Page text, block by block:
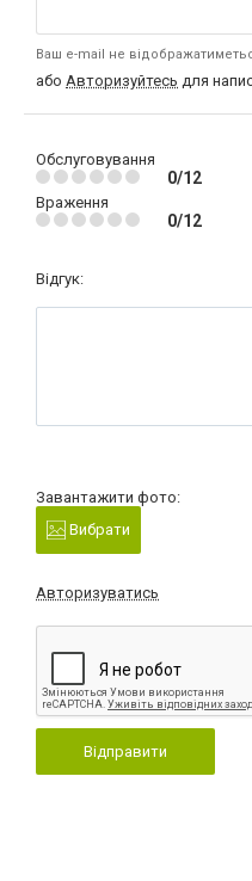
Ваш e-mail не
або Авторизуйтесь для
Обслуговування
0/12
Враження
0/12
Відгук:
Завантажити фото:
Вибрати
Авторизуватись
Відправити